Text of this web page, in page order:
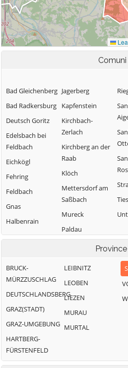
Comuni
Bad Gleichenberg
Bad Radkersburg
Deutsch Goritz
Edelsbach bei
Feldbach
Eichkögl
Fehring
Feldbach
Gnas
Halbenrain
Jagerberg
Kapfenstein
Kirchbach-
Zerlach
Kirchberg an der
Raab
Klöch
Mettersdorf am
Saßbach
Mureck
Paldau
Pirching amProvince
BRUCK-
MÜRZZUSCHLAG
DEUTSCHLANDSBERG
GRAZ(STADT)
GRAZ-UMGEBUNG
HARTBERG-
FÜRSTENFELD
LEIBNITZ
LEOBEN
LIEZEN
MURAU
MURTAL